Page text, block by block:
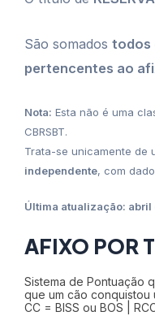
São somados todos
pertencentes ao
Nota: Esta não é uma
CBRSBT.
Trata-se unicamente de
independente, com
Última atualização:
AFIXO POR
Sistema de Pontuação
que um cão conquistou
CC = BISS ou BOS |